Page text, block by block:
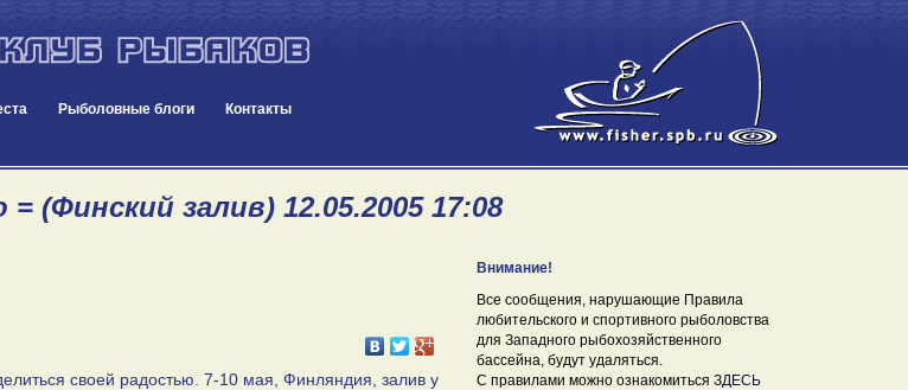
Рыболовные блоги Контакты
(Финский залив) 12.05.2005 17:08
своей радостью. 7-10 мая, Финляндия, залив у
Внимание!
Все сообщения, нарушающие Правила
любительского и спортивного рыболовства
для Западного рыбохозяйственного
бассейна, будут удаляться.
С правилами можно ознакомиться ЗДЕСЬ